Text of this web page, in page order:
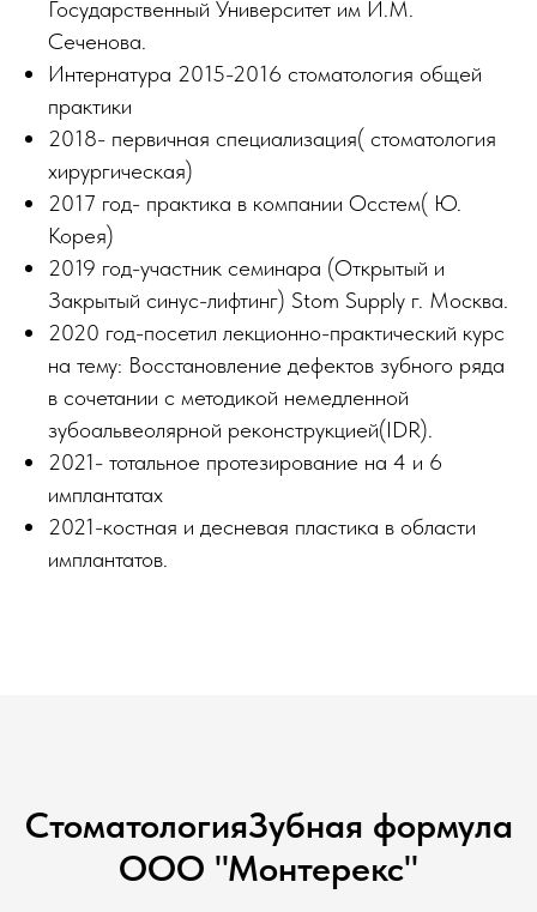
Государственный Университет им И.М.
Сеченова.
Интернатура 2015-2016 стоматология общей
практики
2018- первичная специализация( стоматология
хирургическая)
2017 год- практика в компании Осстем( Ю.
Корея)
2019 год-участник семинара (Открытый и
Закрытый синус-лифтинг) Stom Supply г. Москва.
2020 год-посетил лекционно-практический курс
на тему: Восстановление дефектов зубного ряда
в сочетании с методикой немедленной
зубоальвеолярной реконструкцией(IDR).
2021- тотальное протезирование на 4 и 6
имплантатах
2021-костная и десневая пластика в области
имплантатов.
СтоматологияЗубная формула
ООО "Монтерекс"